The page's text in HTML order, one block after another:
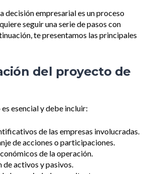
decisión empresarial es un proceso
seguir una serie de pasos con
te presentamos las principales
del proyecto de
esencial y debe incluir:
de las empresas involucradas.
de acciones o participaciones.
de la operación.
de activos y pasivos.